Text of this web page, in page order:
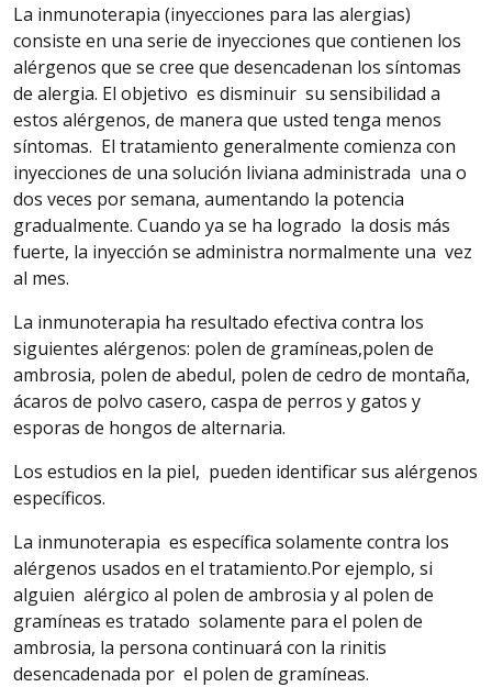
La inmunoterapia (inyecciones para las alergias)
consiste en una serie de inyecciones que contienen los
alérgenos que se cree que desencadenan los síntomas
de alergia. El objetivo es disminuir su sensibilidad a
estos alérgenos, de manera que usted tenga menos
síntomas. El tratamiento generalmente comienza con
inyecciones de una solución liviana administrada una o
dos veces por semana, aumentando la potencia
gradualmente. Cuando ya se ha logrado la dosis más
fuerte, la inyección se administra normalmente una vez
al mes.
La inmunoterapia ha resultado efectiva contra los
siguientes alérgenos: polen de gramíneas,polen de
ambrosia, polen de abedul, polen de cedro de montaña,
ácaros de polvo casero, caspa de perros y gatos y
esporas de hongos de alternaria.
Los estudios en la piel, pueden identificar sus alérgenos
específicos.
La inmunoterapia es específica solamente contra los
alérgenos usados en el tratamiento.Porejemplo, si
alguien alérgico al polen de ambrosia y al polen de
gramíneas es tratado solamente para el polen de
ambrosia, la persona continuará con la rinitis
desencadenada por el polen de gramíneas.